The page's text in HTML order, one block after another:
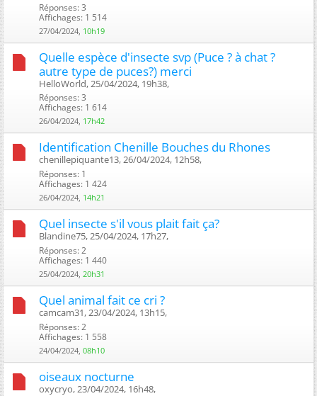
Réponses: 3
Affichages: 1 514
27/04/2024, 10h19
Quelle espèce d'insecte svp (Puce ? à chat ?
autre type de puces?) merci
HelloWorld, 25/04/2024, 19h38, ‎
Réponses: 3
Affichages: 1 614
26/04/2024, 17h42
Identification Chenille Bouches du Rhones
chenillepiquante13, 26/04/2024, 12h58, ‎
Réponses: 1
Affichages: 1 424
26/04/2024, 14h21
Quel insecte s'il vous plait fait ça?
Blandine75, 25/04/2024, 17h27, ‎
Réponses: 2
Affichages: 1 440
25/04/2024, 20h31
Quel animal fait ce cri ?
camcam31, 23/04/2024, 13h15, ‎
Réponses: 2
Affichages: 1 558
24/04/2024, 08h10
oiseaux nocturne
oxycryo, 23/04/2024, 16h48, ‎